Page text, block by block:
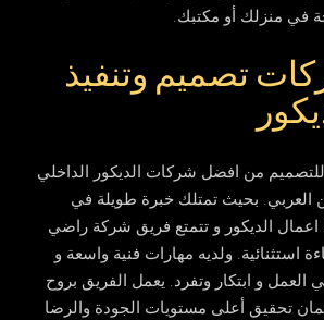
في منزلك أو مكتبك.
تصميم وتنفيذ
من افضل شركات الديكور الداخلي
العربي. بحيث تمتلك خبرة طويلة في
الديكور و تتمتع فريق شركة راضي
استثنائية. ولديه مهارات فنية واسعة و
و ابتكار وتفرد. يعمل الفريق بروح
تحقيق أعلى مستويات الجودة والرضا